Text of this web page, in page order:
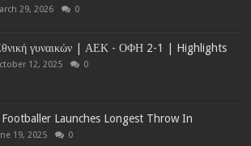
29, 2026 0
γυναικών | ΑΕΚ - ΟΦΗ 2-1 | Highlights
12, 2025 0
Launches Longest Throw In
19, 2025 0